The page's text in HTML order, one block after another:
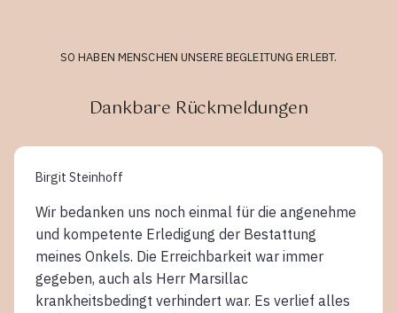
SO HABEN MENSCHEN UNSERE BEGLEITUNG ERLEBT.
Dankbare Rückmeldungen
Birgit Steinhoff
Wir bedanken uns noch einmal für die angenehme
und kompetente Erledigung der Bestattung
meines Onkels. Die Erreichbarkeit war immer
gegeben, auch als Herr Marsillac
krankheitsbedingt verhindert war. Es verlief alles